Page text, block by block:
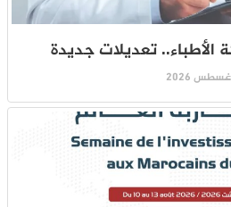
الأطباء.. تعديلات جديدة